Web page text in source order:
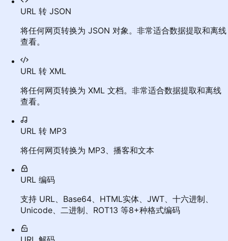
URL 转 JSON
将任何网页转换为 JSON 对象。非常适合数据提取和离线
查看。
URL 转 XML
将任何网页转换为 XML 文档。非常适合数据提取和离线
查看。
URL 转 MP3
将任何网页转换为 MP3、播客和文本
URL 编码
支持 URL、Base64、HTML实体、JWT、十六进制、
Unicode、二进制、ROT13 等8+种格式编码